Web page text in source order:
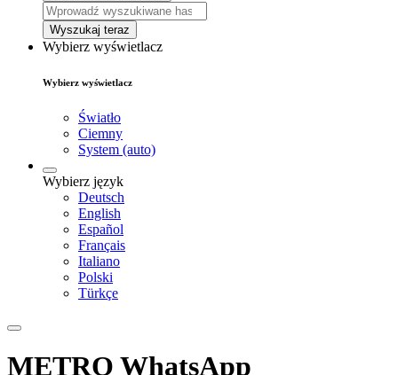
Wyszukaj teraz
Wybierz wyświetlacz
Wybierz wyświetlacz
Światło
Ciemny
System (auto)
Wybierz język
Deutsch
English
Español
Français
Italiano
Polski
Türkçe
METRO WhatsApp